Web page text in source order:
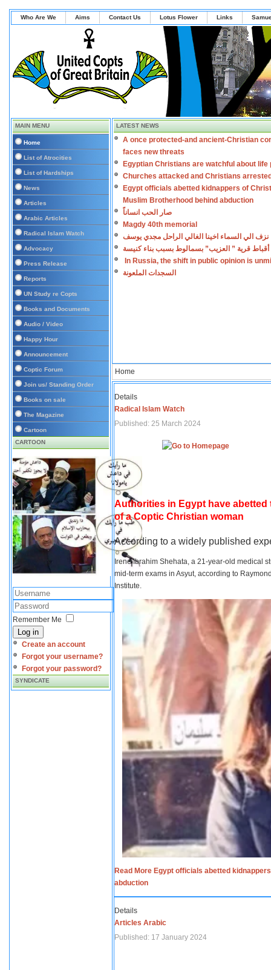
Who Are We Aims Contact Us Lotus Flower Links
MAIN MENU
Home
List of Atrocities
List of Hardships
News
Articles
Arabic Articles
Radical Islam Watch
Advocacy
Press Release
Reports
UN Study re Copts
Books and Documents
Audio / Video
Happy Hour
Announcement
Coptic Forum
Join us/ Standing Order
Books on sale
The Magazine
Cartoon
CARTOON
Remember Me
Log in
Create an account
Forgot your username?
Forgot your password?
SYNDICATE
LATEST NEWS
A once protected-and ancient-Christian
faces new threats
Egyptian Christians are watchful about life
Churches attacked and Christians
Egypt officials abetted kidnappers of
Muslim Brotherhood behind abduction
صار الحب انساناً
Magdy 40th memorial
نزف الي السماء اخينا الغالي الراحل مجدي يوسف
أقباط قرية ” العزيب” بسمالوط بسبب بناء كنيسة
In Russia, the shift in public opinion is
السجدات الملعونة
Home
Details
Radical Islam Watch
Published: 25 March 2024
Authorities in Egypt have
of a Coptic Christian woman
According to a widely published
Irene Ibrahim Shehata, a 21-year-old medical
mid-term exams in Asyut, according to
Institute.
Read More Egypt officials abetted
abduction
Details
Articles Arabic
Published: 17 January 2024